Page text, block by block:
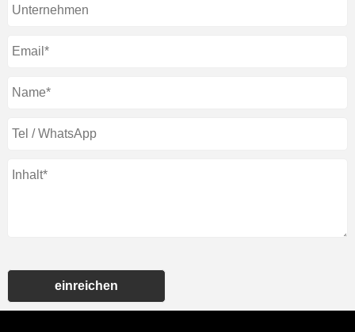
einreichen